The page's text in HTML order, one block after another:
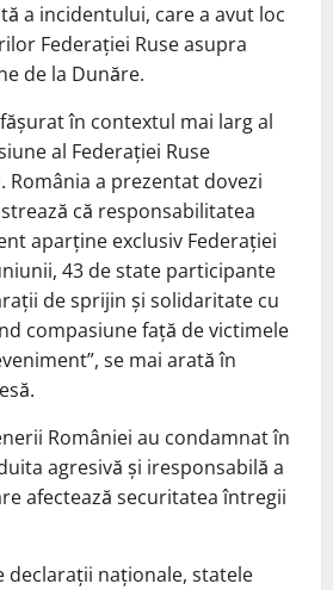
a incidentului, care a avut loc
Federaţiei Ruse asupra
de la Dunăre.
în contextul mai larg al
al Federaţiei Ruse
a prezentat dovezi
că responsabilitatea
aparţine exclusiv Federaţiei
43 de state participante
de sprijin şi solidaritate cu
compasiune faţă de victimele
se mai arată în
României au condamnat în
agresivă şi iresponsabilă a
afectează securitatea întregii
declaraţii naţionale, statele